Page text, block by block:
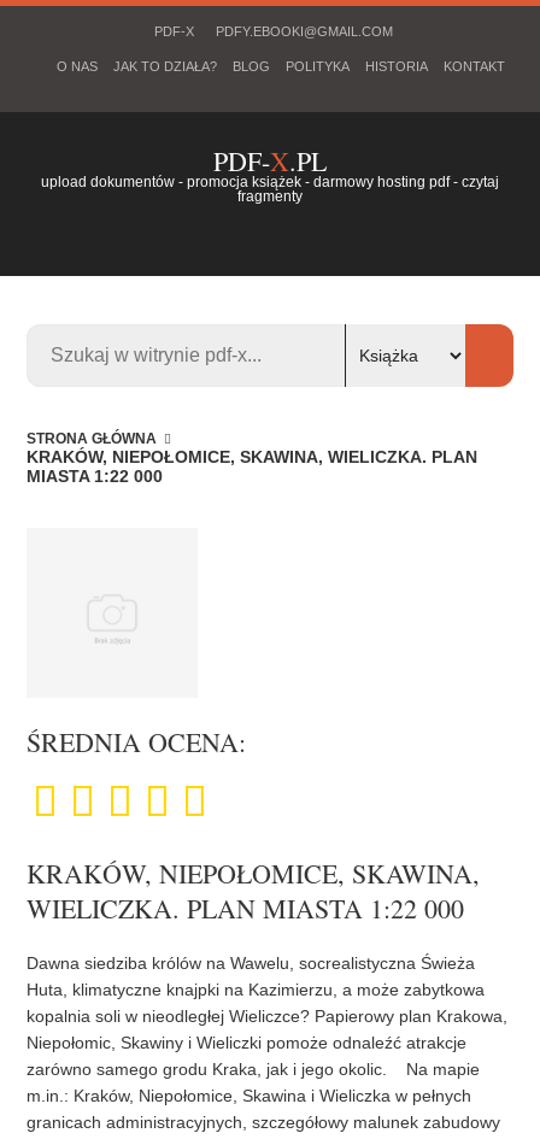
PDF-X PDFY.EBOOKI@GMAIL.COM
O NAS JAK TO DZIAŁA? BLOG POLITYKA HISTORIA KONTAKT
PDF-X.PL
upload dokumentów - promocja książek - darmowy hosting pdf - czytaj
fragmenty
STRONA GŁÓWNA
KRAKÓW, NIEPOŁOMICE, SKAWINA, WIELICZKA. PLAN
MIASTA 1:22 000
ŚREDNIA OCENA:
KRAKÓW, NIEPOŁOMICE, SKAWINA,
WIELICZKA. PLAN MIASTA 1:22 000
Dawna siedziba królów na Wawelu, socrealistyczna Świeża
Huta, klimatyczne knajpki na Kazimierzu, a może zabytkowa
kopalnia soli w nieodległej Wieliczce? Papierowy plan Krakowa,
Niepołomic, Skawiny i Wieliczki pomoże odnaleźć atrakcje
zarówno samego grodu Kraka, jak i jego okolic. Na mapie
m.in.: Kraków, Niepołomice, Skawina i Wieliczka w pełnych
granicach administracyjnych, szczegółowy malunek zabudowy